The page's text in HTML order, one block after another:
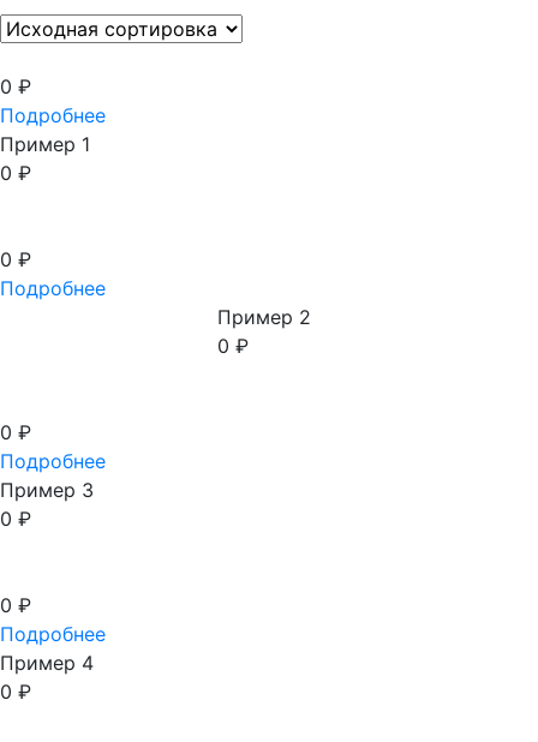
Стили
Материалы
Размеры
0 ₽
Подробнее
Пример 1
0 ₽
0 ₽
Подробнее
Пример 2
0 ₽
0 ₽
Подробнее
Пример 3
0 ₽
0 ₽
Подробнее
Пример 4
0 ₽